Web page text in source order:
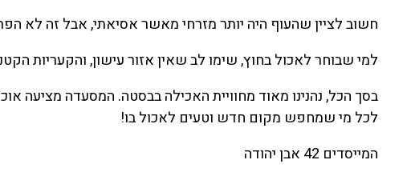
חשוב לציין שהעוף היה יותר מזרחי מאשר אסיאתי, אבל זה לא
למי שבוחר לאכול בחוץ, שימו לב שאין אזור עישון, והקעריות
בסך הכל, נהנינו מאוד מחוויית האכילה בבסטה. המסעדה מציעה
לכל מי שמחפש מקום חדש וטעים לאכול בו!
המייסדים 42 אבן יהודה